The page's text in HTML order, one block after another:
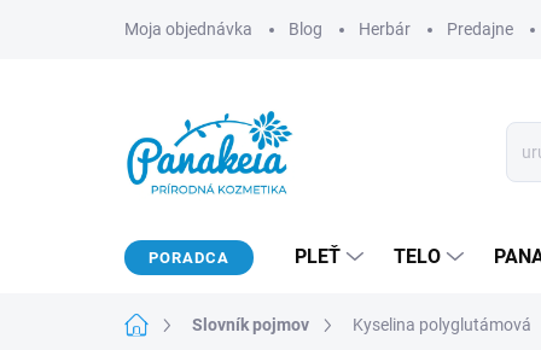
Moja objednávka Blog Herbár Predajne
PORADCA PLEŤ TELO
DomovSlovník pojmov Kyselina polyglutámová